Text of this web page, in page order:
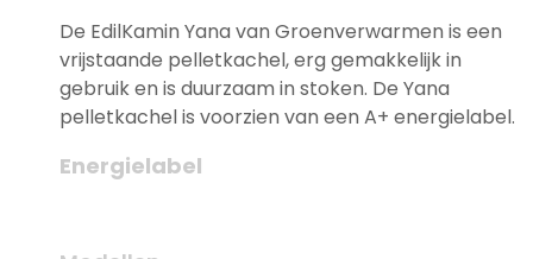
De EdilKamin Yana van Groenverwarmen is een
vrijstaande pelletkachel, erg gemakkelijk in
gebruik en is duurzaam in stoken. De Yana
pelletkachel is voorzien van een A+ energielabel.
Energielabel